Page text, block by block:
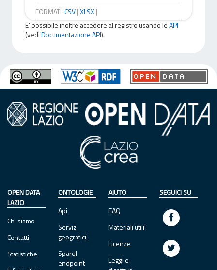
FORMATI:CSV|XLSX|
E' possibile inoltre accedere al registro usando leAPI
(vediDocumentazione API).
OPEN DATA
LAZIO
Chi siamo
Contatti
Statistiche
ONTOLOGIE
Api
Servizi
geografici
Sparql
endpoint
AIUTO
FAQ
Materiali utili
Licenze
Leggi e
SEGUICI SU